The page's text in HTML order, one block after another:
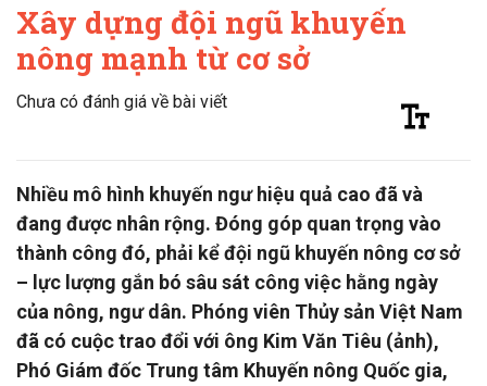
Xây dựng đội ngũ khuyến
nông mạnh từ cơ sở
Chưa có đánh giá về bài viết
Nhiều mô hình khuyến ngư hiệu quả cao đã và
đang được nhân rộng. Đóng góp quan trọng vào
thành công đó, phải kể đội ngũ khuyến nông cơ sở
– lực lượng gắn bó sâu sát công việc hằng ngày
của nông, ngư dân. Phóng viên Thủy sản Việt Nam
đã có cuộc trao đổi với ông Kim Văn Tiêu (ảnh),
Phó Giám đốc Trung tâm Khuyến nông Quốc gia,